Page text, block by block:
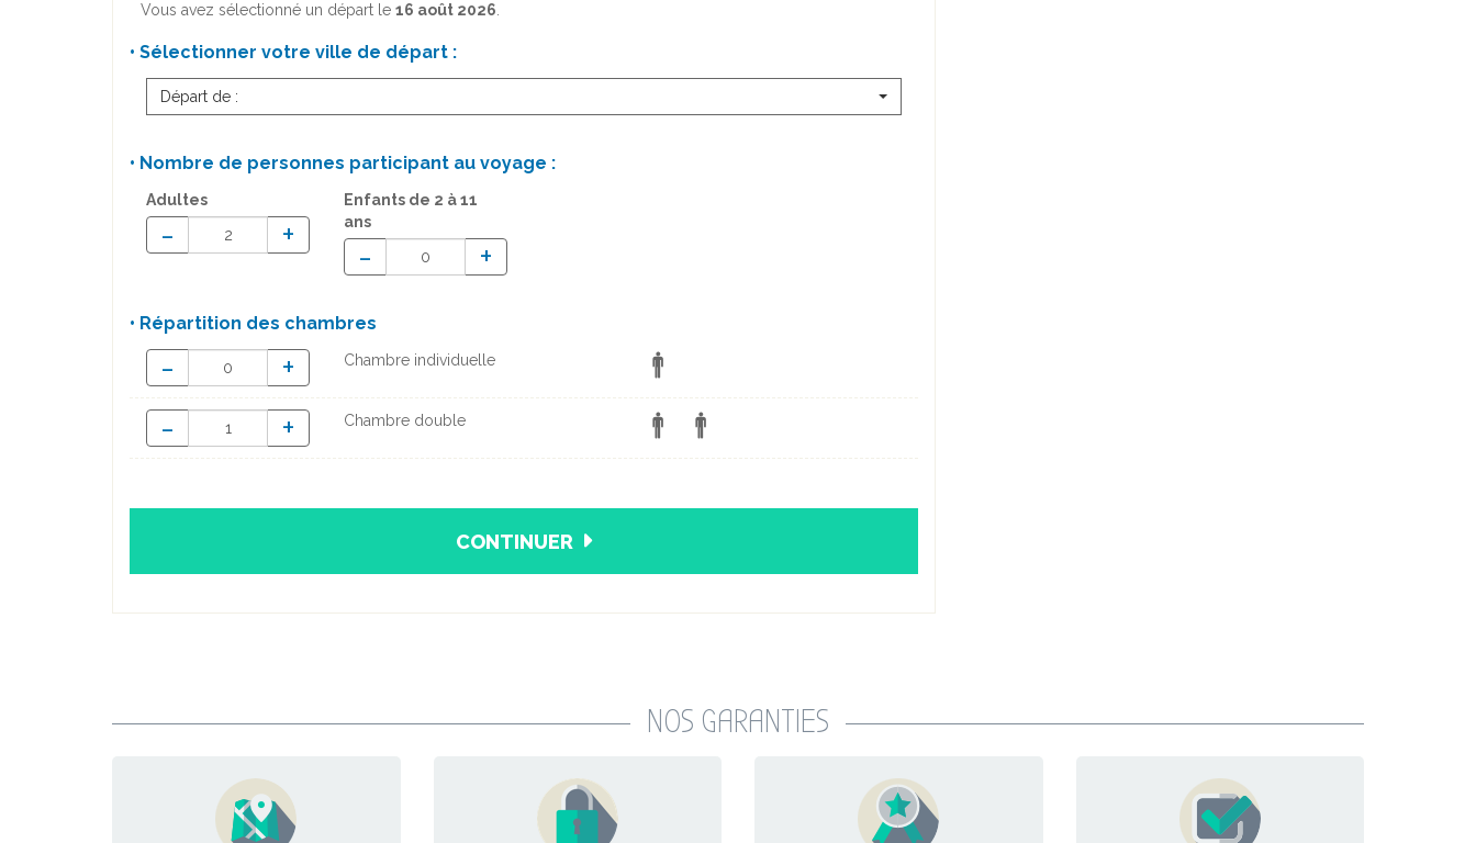
Vous avez sélectionné un départ le 16 août 2026.
• Sélectionner votre ville de départ :
Départ de :
• Nombre de personnes participant au voyage :
Adultes
- +
Enfants de 2 à 11
ans
- +
• Répartition des chambres
- + Chambre individuelle
- + Chambre double
CONTINUER
NOS GARANTIES